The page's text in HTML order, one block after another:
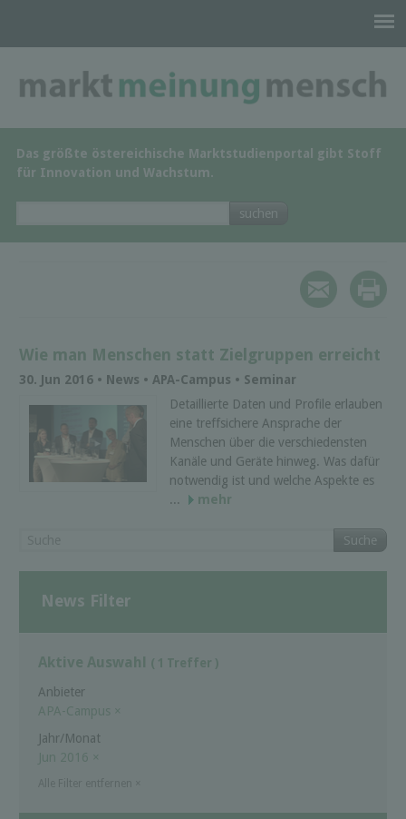
Das größte östereichische Marktstudienportal gibt Stoff
für Innovation und Wachstum.
Wie man Menschen statt Zielgruppen erreicht
30. Jun 2016 • News • APA-Campus • Seminar
Detaillierte Daten und Profile erlauben
eine treffsichere Ansprache der
Menschen über die verschiedensten
Kanäle und Geräte hinweg. Was dafür
notwendig ist und welche Aspekte es
...
mehr
Suche
News Filter
Aktive Auswahl ( 1 Treffer )
Anbieter
APA-Campus ×
Jahr/Monat
Jun 2016 ×